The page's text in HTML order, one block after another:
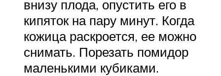
внизу плода, опустить его в
кипяток на пару минут. Когда
кожица раскроется, ее можно
снимать. Порезать помидор
маленькими кубиками.